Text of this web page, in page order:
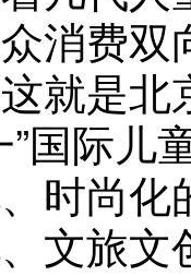
消费
就是
”国际
时尚
文旅